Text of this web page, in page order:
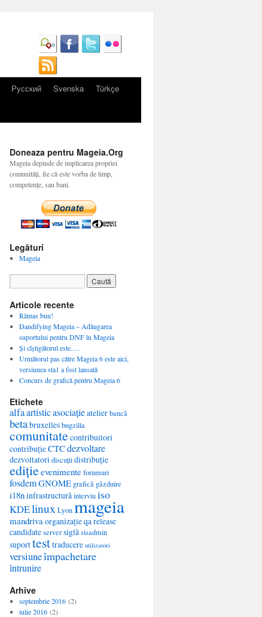
Русский Svenska
Türkçe
Doneaza pentru Mageia.Org
Mageia depinde de implicarea propriei
comunități, fie că este vorba de timp,
competențe, sau bani.
Legături
Mageia
Articole recente
Rămas bun!
Dandifying Mageia – Adăugarea
suportului pentru DNF în Mageia
Și cîștigătorul este….
Următorul pas către Mageia 6 este aici,
versiunea sta1 a fost lansată
Concurs de grafică pentru Mageia 6
Etichete
alfaartisticasociațieatelierbancă
betabruxellesbugzilla
comunitatecontribuitori
contribuțieCTCdezvoltare
dezvoltatoridiscuțiidistribuție
edițieevenimenteforumuri
fosdemGNOME grafică găzduire
i18ninfrastructurăinterviuiso
KDElinux Lyonmageia
mandrivaorganizațieqarelease
candidateserversiglăsisadmin
suporttesttraducere utilizatori
versiuneîmpachetare
întrunire
Arhive
septembrie 2016(2)
iulie 2016(2)